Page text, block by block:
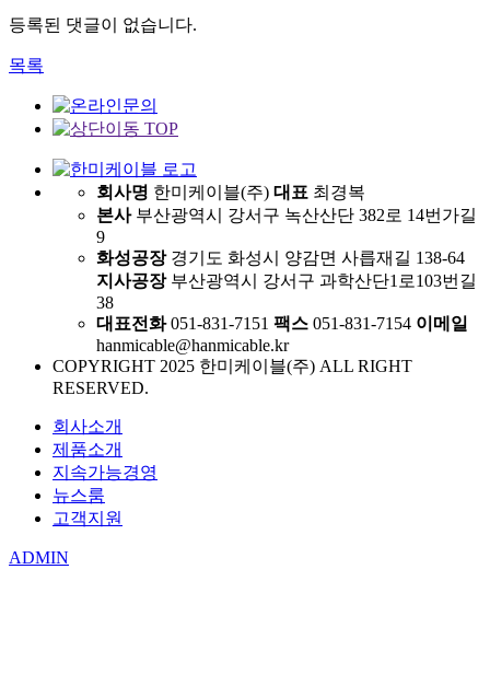
등록된 댓글이 없습니다.
목록
TOP
회사명 한미케이블(주) 대표 최경복
본사부산광역시 강서구 녹산산단 382로 14번가길
9
화성공장경기도 화성시 양감면 사릅재길 138-64
지사공장부산광역시 강서구 과학산단1로103번길
38
대표전화051-831-7151 팩스 051-831-7154 이메일
hanmicable@hanmicable.kr
COPYRIGHT 2025 한미케이블(주) ALL RIGHT
RESERVED.
회사소개
제품소개
지속가능경영
뉴스룸
고객지원
ADMIN